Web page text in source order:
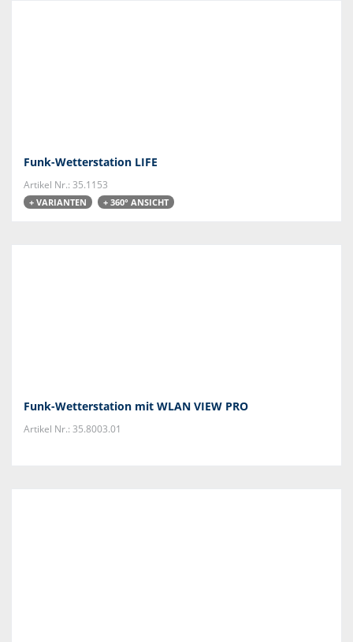
Funk-Wetterstation LIFE
Artikel Nr.: 35.1153
+ VARIANTEN + 360° ANSICHT
Funk-Wetterstation mit WLAN VIEW PRO
Artikel Nr.: 35.8003.01